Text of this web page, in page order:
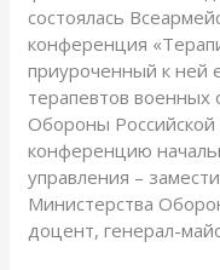
состоялась
конференция
приуроченный к ней
терапевтов военных
Обороны
конференцию
управления –
Министерства
доцент, генерал-
Министерства
обороны
Российской
Федерации